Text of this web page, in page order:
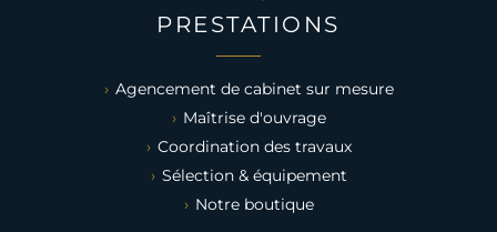
PRESTATIONS
Agencement de cabinet sur mesure
Maîtrise d'ouvrage
Coordination des travaux
Sélection & équipement
Notre boutique